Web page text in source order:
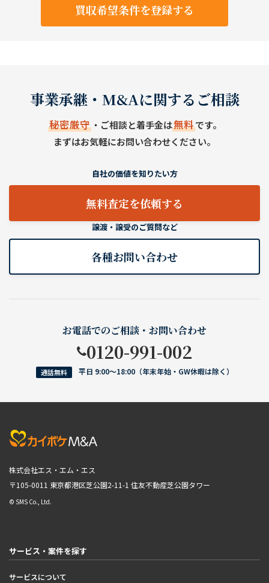
買収希望条件を登録する
事業承継・M&Aに関するご相談
秘密厳守・ご相談と着手金は無料です。
まずはお気軽にお問い合わせください。
自社の価値を知りたい方
無料査定を依頼する
譲渡・譲受のご質問など
各種お問い合わせ
お電話でのご相談・お問い合わせ
0120-991-002
通話無料 平日 9:00〜18:00（年末年始・GW休暇は除く）
株式会社エス・エム・エス
〒105-0011 東京都港区芝公園2-11-1 住友不動産芝公園タワー
© SMS Co., Ltd.
サービス・案件を探す
サービスについて